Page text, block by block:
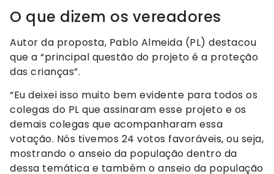
O que dizem os vereadores
Autor da proposta, Pablo Almeida (PL) destacou
que a “principal questão do projeto é a proteção
das crianças”.
“Eu deixei isso muito bem evidente para todos os
colegas do PL que assinaram esse projeto e os
demais colegas que acompanharam essa
votação. Nós tivemos 24 votos favoráveis, ou seja,
mostrando o anseio da população dentro da
dessa temática e também o anseio da população